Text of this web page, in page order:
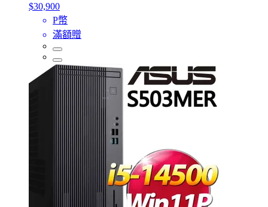
$30,900
P幣
滿額贈